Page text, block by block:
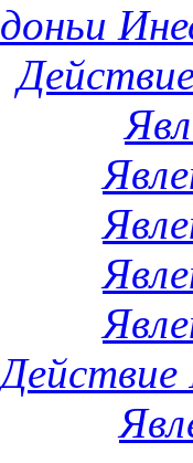
Действие